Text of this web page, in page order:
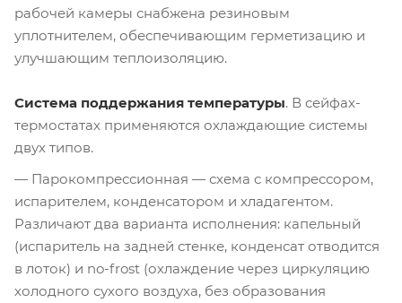
рабочей камеры снабжена резиновым
уплотнителем, обеспечивающим герметизацию и
улучшающим теплоизоляцию.
Система поддержания температуры. В сейфах-
термостатах применяются охлаждающие системы
двух типов.
— Парокомпрессионная — схема с компрессором,
испарителем, конденсатором и хладагентом.
Различают два варианта исполнения: капельный
(испаритель на задней стенке, конденсат отводится
в лоток) и no-frost (охлаждение через циркуляцию
холодного сухого воздуха, без образования